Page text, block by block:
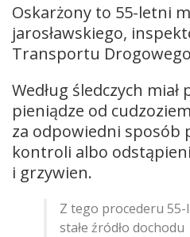
Oskarżony to 55-letni
jarosławskiego,
Transportu
Według śledczych
pieniądze od
za odpowiedni sposób
kontroli albo
i grzywien.
Z tego procederu 55-
stałe źródło dochodu